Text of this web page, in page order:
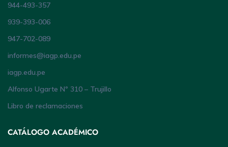
944-493-357
939-393-006
947-702-089
informes@iagp.edu.pe
iagp.edu.pe
Alfonso Ugarte Nº 310 – Trujillo
Libro de reclamaciones
CATÁLOGO ACADÉMICO